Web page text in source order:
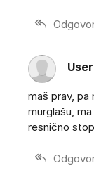
maš prav, pa
murglašu,
resnično